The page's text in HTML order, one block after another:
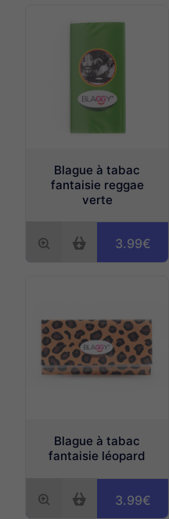
Blague à tabac
fantaisie reggae
verte
3.99€
Blague à tabac
fantaisie léopard
3.99€